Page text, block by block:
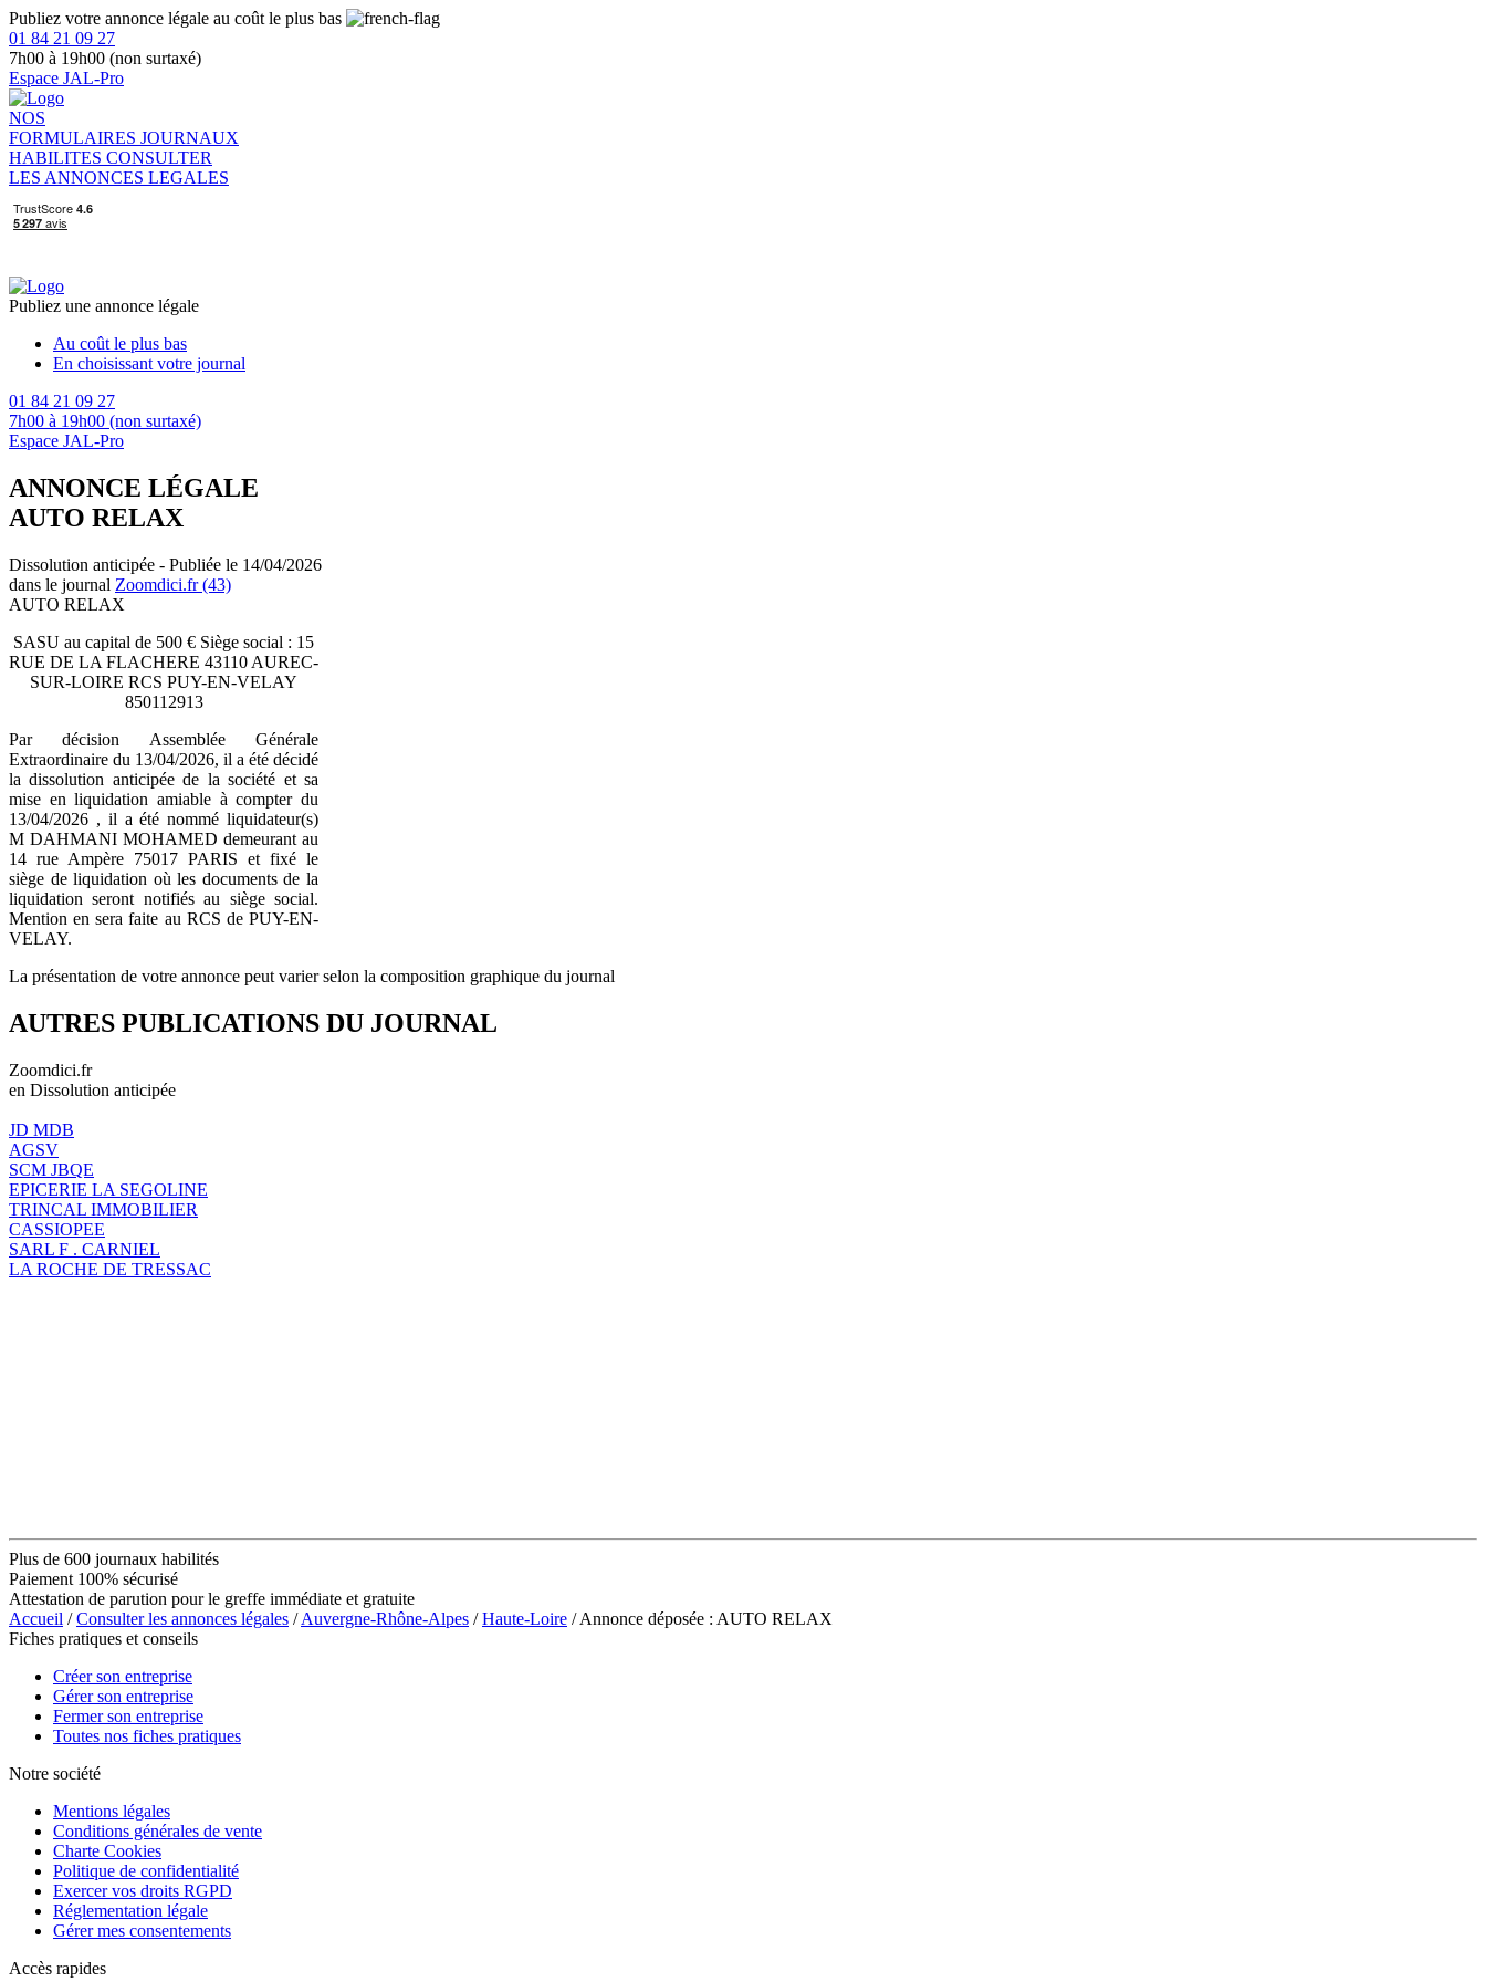
Publiez votre annonce légale au coût le plus bas
01 84 21 09 27
7h00 à 19h00 (non surtaxé)
Espace JAL-Pro
NOS
FORMULAIRES JOURNAUX
HABILITES CONSULTER
LES ANNONCES LEGALES
Publiez une annonce légale
Au coût le plus bas
En choisissant votre journal
01 84 21 09 27
7h00 à 19h00 (non surtaxé)
Espace JAL-Pro
ANNONCE LÉGALE
AUTO RELAX
Dissolution anticipée - Publiée le 14/04/2026
dans le journal Zoomdici.fr (43)
AUTO RELAX
SASU au capital de 500 € Siège social : 15
RUE DE LA FLACHERE 43110 AUREC-
SUR-LOIRE RCS PUY-EN-VELAY
850112913
Par décision Assemblée Générale
Extraordinaire du 13/04/2026, il a été décidé
la dissolution anticipée de la société et sa
mise en liquidation amiable à compter du
13/04/2026 , il a été nommé liquidateur(s)
M DAHMANI MOHAMED demeurant au
14 rue Ampère 75017 PARIS et fixé le
siège de liquidation où les documents de la
liquidation seront notifiés au siège social.
Mention en sera faite au RCS de PUY-EN-
VELAY.
La présentation de votre annonce peut varier selon la composition graphique du journal
AUTRES PUBLICATIONS DU JOURNAL
Zoomdici.fr
en Dissolution anticipée
JD MDB
AGSV
SCM JBQE
EPICERIE LA SEGOLINE
TRINCAL IMMOBILIER
CASSIOPEE
SARL F . CARNIEL
LA ROCHE DE TRESSAC
Plus de 600 journaux habilités
Paiement 100% sécurisé
Attestation de parution pour le greffe immédiate et gratuite
Accueil /Consulter les annonces légales /Auvergne-Rhône-Alpes /Haute-Loire / Annonce déposée : AUTO RELAX
Fiches pratiques et conseils
Créer son entreprise
Gérer son entreprise
Fermer son entreprise
Toutes nos fiches pratiques
Notre société
Mentions légales
Conditions générales de vente
Charte Cookies
Politique de confidentialité
Exercer vos droits RGPD
Réglementation légale
Gérer mes consentements
Accès rapides